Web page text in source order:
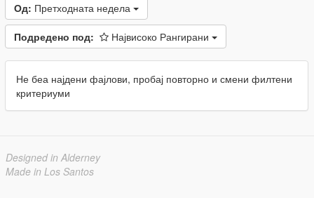
Од: Претходната недела
Подредено под: Највисоко Рангирани
Не беа најдени фајлови, пробај повторно и смени филтени
критериуми
Designed in Alderney
Made in Los Santos